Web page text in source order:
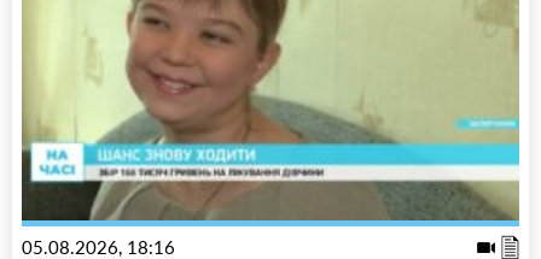
05.08.2026, 18:16